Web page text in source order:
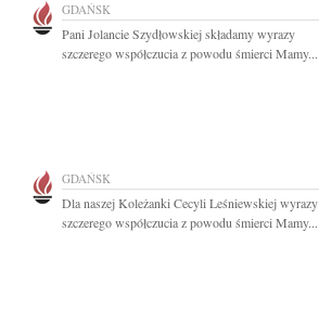
GDAŃSK
Pani Jolancie Szydłowskiej składamy wyrazy
szczerego współczucia z powodu śmierci Mamy...
GDAŃSK
Dla naszej Koleżanki Cecyli Leśniewskiej wyrazy
szczerego współczucia z powodu śmierci Mamy...